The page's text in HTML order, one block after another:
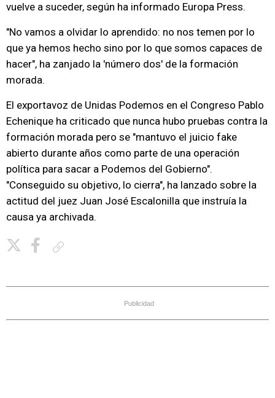
vuelve a suceder, según ha informado Europa Press.
"No vamos a olvidar lo aprendido: no nos temen por lo
que ya hemos hecho sino por lo que somos capaces de
hacer", ha zanjado la 'número dos' de la formación
morada.
El exportavoz de Unidas Podemos en el Congreso Pablo
Echenique ha criticado que nunca hubo pruebas contra la
formación morada pero se "mantuvo el juicio fake
abierto durante años como parte de una operación
política para sacar a Podemos del Gobierno".
"Conseguido su objetivo, lo cierra", ha lanzado sobre la
actitud del juez Juan José Escalonilla que instruía la
causa ya archivada.
Publicidad